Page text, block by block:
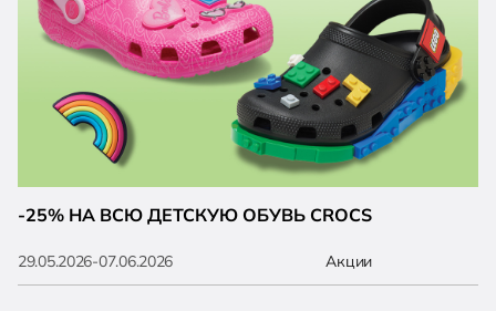
-25% НА ВСЮ ДЕТСКУЮ ОБУВЬ CROCS
29.05.2026-07.06.2026 Акции